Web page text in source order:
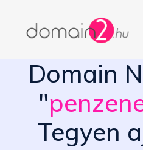
Domain
"
Tegyen